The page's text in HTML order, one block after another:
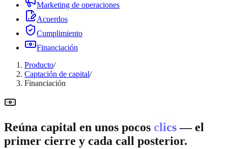
Marketing de operaciones
Acuerdos
Cumplimiento
Financiación
Producto/
Captación de capital/
Financiación
Reúna capital en unos pocos clics— el
primer cierre y cada call posterior.